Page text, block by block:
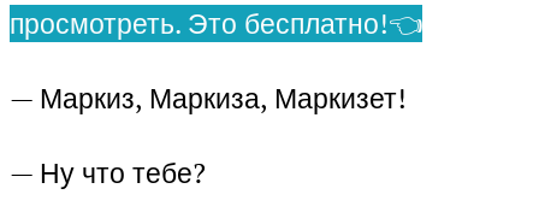
просмотреть. Это бесплатно!👈
— Маркиз, Маркиза, Маркизет!
— Ну что тебе?